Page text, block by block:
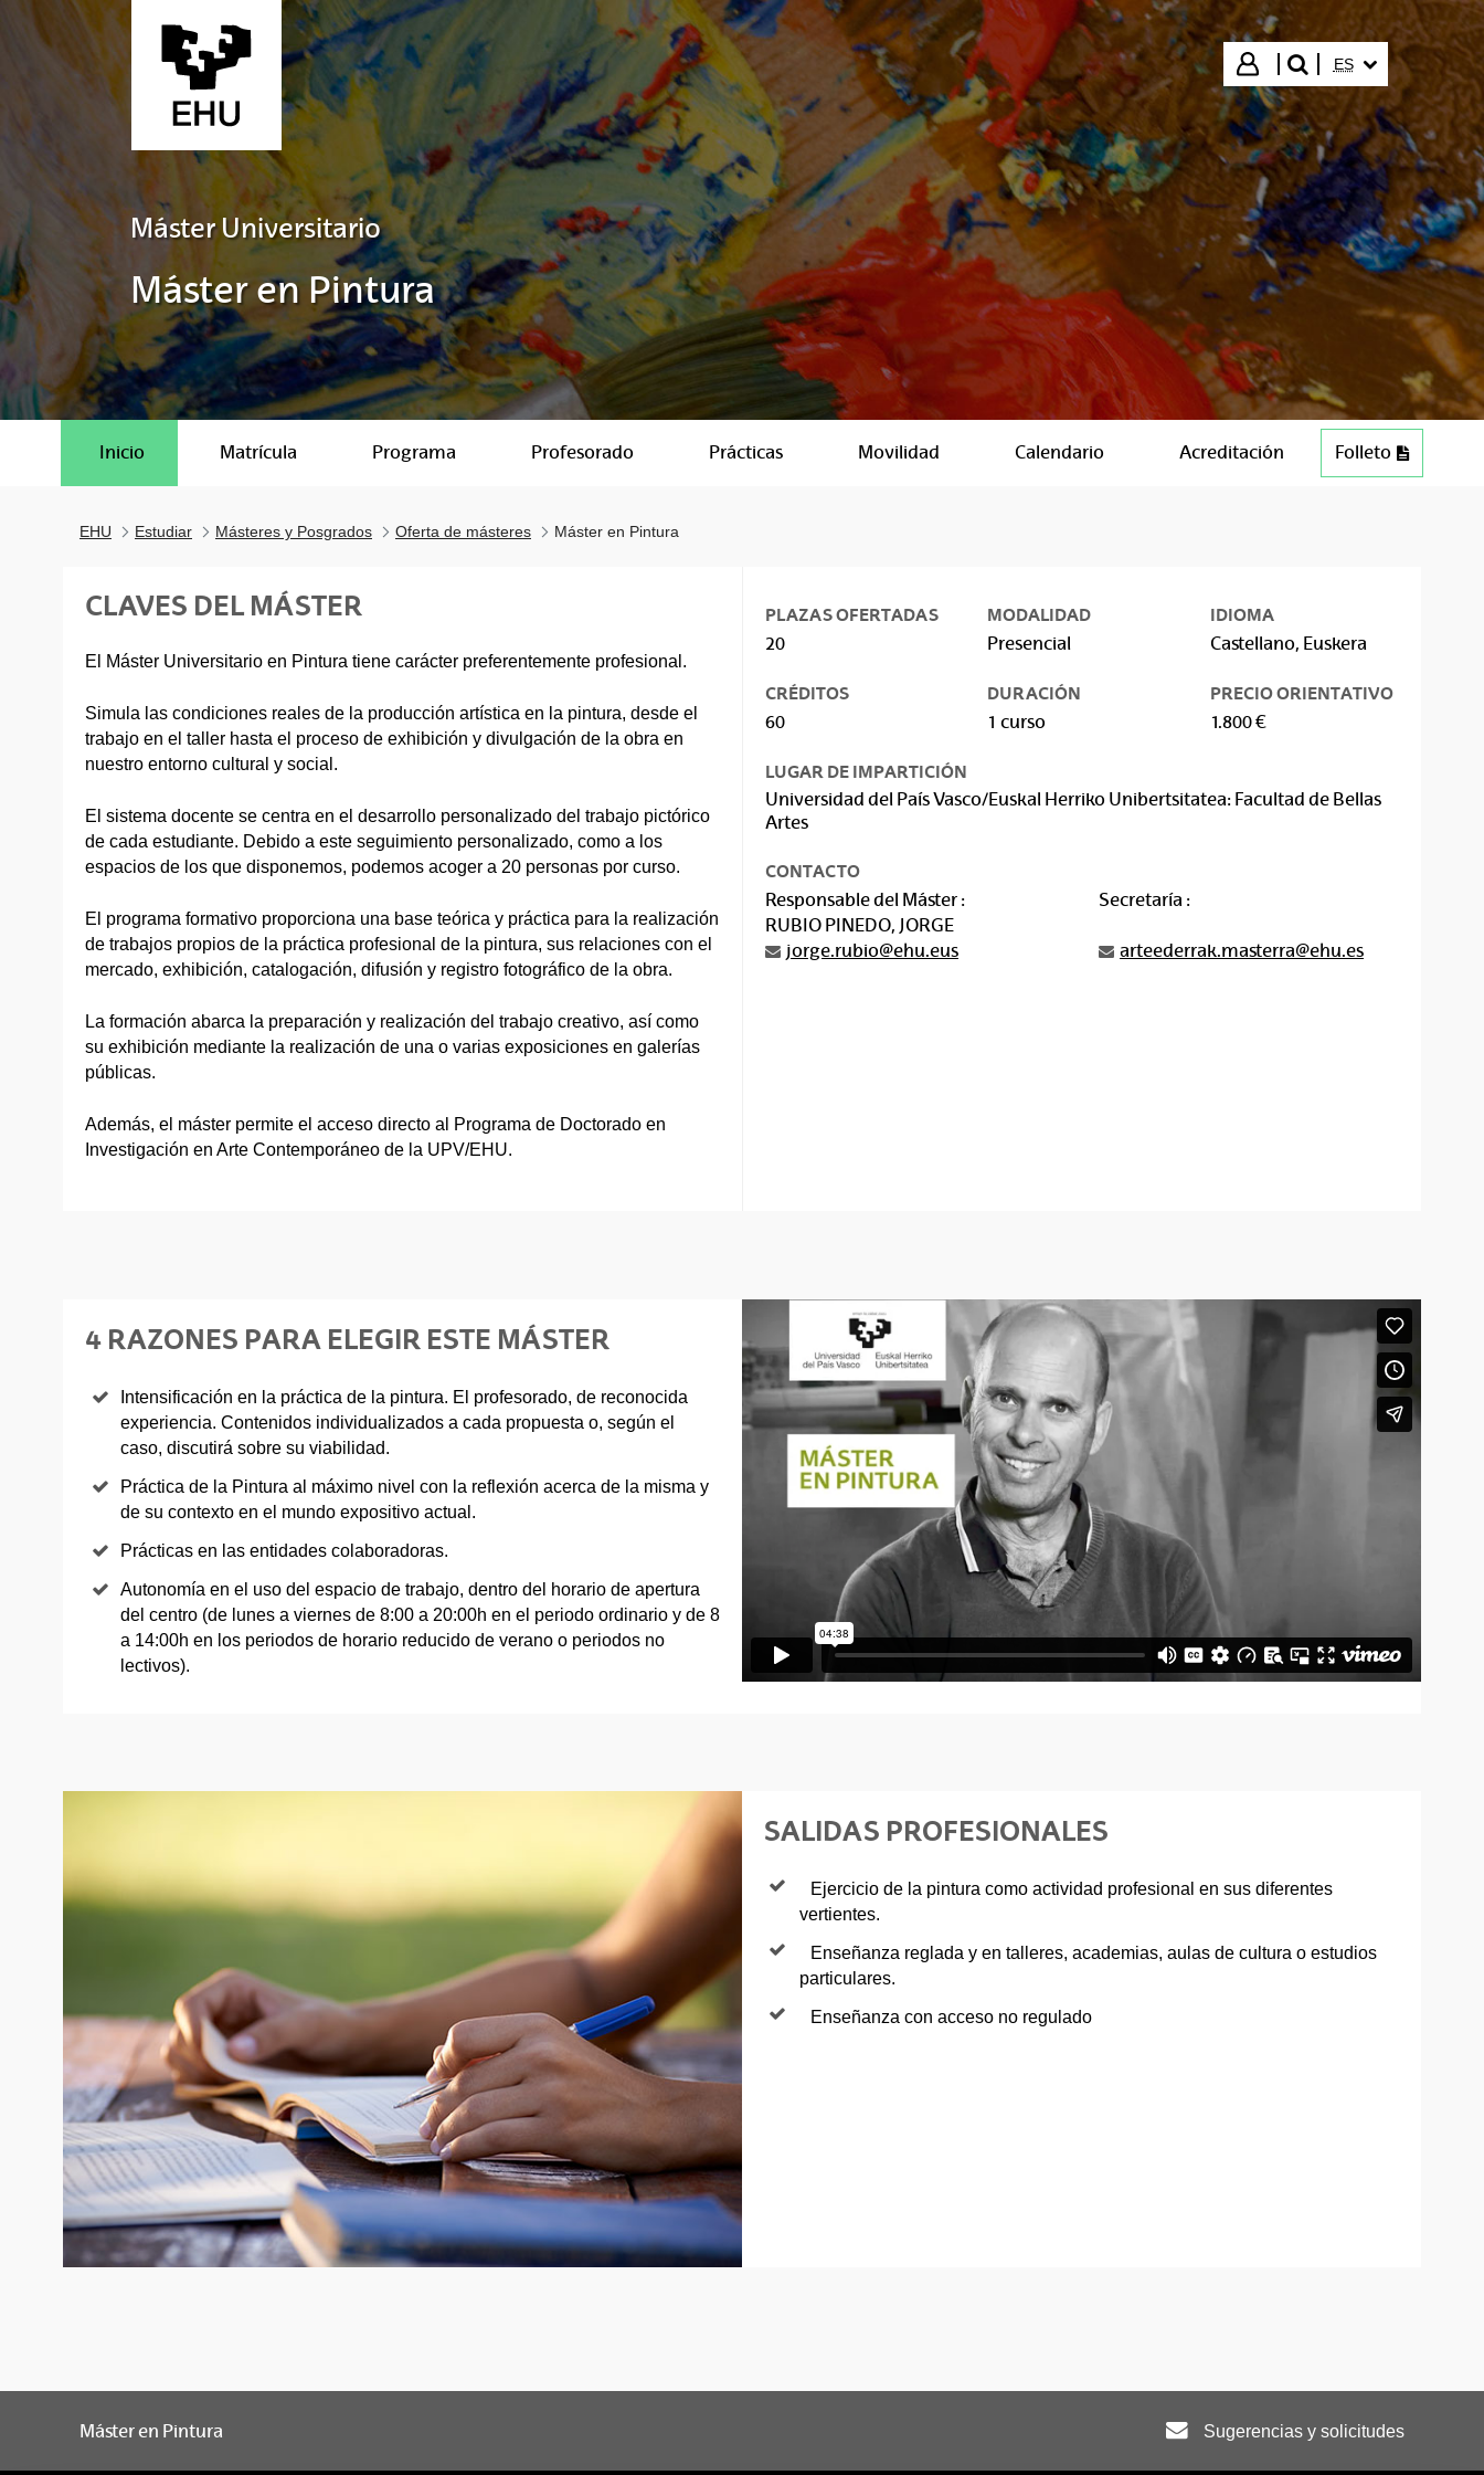
Saltar al contenido principal
Iniciar sesión
buscar"
IDIOMA
ES
Máster Universitario
Máster en Pintura
Inicio Matrícula Programa Profesorado Prácticas Movilidad Calendario Acreditación Folleto
EHU Estudiar Másteres y Posgrados Oferta de másteres Máster en Pintura
CLAVES DEL MÁSTER
El Máster Universitario en Pintura tiene carácter preferentemente profesional.
Simula las condiciones reales de la producción artística en la pintura, desde el
trabajo en el taller hasta el proceso de exhibición y divulgación de la obra en
nuestro entorno cultural y social.
El sistema docente se centra en el desarrollo personalizado del trabajo pictórico
de cada estudiante. Debido a este seguimiento personalizado, como a los
espacios de los que disponemos, podemos acoger a 20 personas por curso.
El programa formativo proporciona una base teórica y práctica para la realización
de trabajos propios de la práctica profesional de la pintura, sus relaciones con el
mercado, exhibición, catalogación, difusión y registro fotográfico de la obra.
La formación abarca la preparación y realización del trabajo creativo, así como
su exhibición mediante la realización de una o varias exposiciones en galerías
públicas.
Además, el máster permite el acceso directo al Programa de Doctorado en
Investigación en Arte Contemporáneo de la UPV/EHU.
PLAZAS OFERTADAS
20
MODALIDAD
Presencial
IDIOMA
Castellano, Euskera
CRÉDITOS
60
DURACIÓN
1 curso
PRECIO ORIENTATIVO
1.800 €
LUGAR DE IMPARTICIÓN
Universidad del País Vasco/Euskal Herriko Unibertsitatea: Facultad de Bellas
Artes
CONTACTO
Responsable del Máster :
RUBIO PINEDO, JORGE
jorge.rubio@ehu.eus
Secretaría :
arteederrak.masterra@ehu.es
4 RAZONES PARA ELEGIR ESTE MÁSTER
Intensificación en la práctica de la pintura. El profesorado, de reconocida
experiencia. Contenidos individualizados a cada propuesta o, según el
caso, discutirá sobre su viabilidad.
Práctica de la Pintura al máximo nivel con la reflexión acerca de la misma y
de su contexto en el mundo expositivo actual.
Prácticas en las entidades colaboradoras.
Autonomía en el uso del espacio de trabajo, dentro del horario de apertura
del centro (de lunes a viernes de 8:00 a 20:00h en el periodo ordinario y de 8
a 14:00h en los periodos de horario reducido de verano o periodos no
lectivos).
SALIDAS PROFESIONALES
Ejercicio de la pintura como actividad profesional en sus diferentes
vertientes.
Enseñanza reglada y en talleres, academias, aulas de cultura o estudios
particulares.
Enseñanza con acceso no regulado
Máster en Pintura Sugerencias y solicitudes